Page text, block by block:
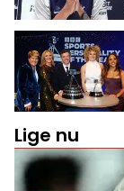
Lige nu